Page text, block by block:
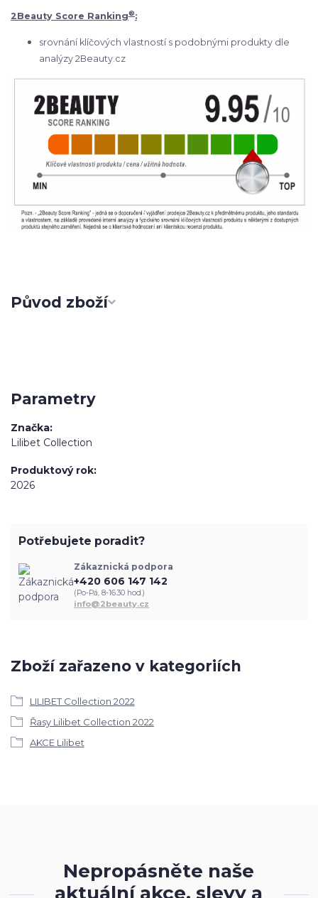
2Beauty Score Ranking®:
srovnání klíčových vlastností s podobnými produkty dle
analýzy 2Beauty.cz
Původ zboží
Parametry
Značka
Lilibet Collection
Produktový rok
2026
Zboží zařazeno v kategoriích
LILIBET Collection 2022
Řasy Lilibet Collection 2022
AKCE Lilibet
Potřebujete poradit?
Zákaznická podpora
+420 606 147 142
(Po-Pá, 8-16.30 hod.)
info@2beauty.cz
Nepropásněte naše
aktuální akce, slevy a